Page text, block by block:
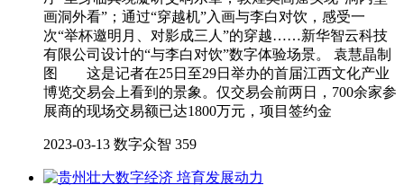
画洞外看”；通过“穿越机”入画与李白对饮，感受一
次“举杯邀明月、对影成三人”的穿越……新华智云科技
有限公司设计的“与李白对饮”数字体验场景。 袁慧晶制
图 这是记者在25日至29日举办的首届江西文化产业
博览交易会上看到的景象。仅交易会前两日，700余家参
展商的现场交易额已达1800万元，项目签约金
2023-03-13 数字众智 359